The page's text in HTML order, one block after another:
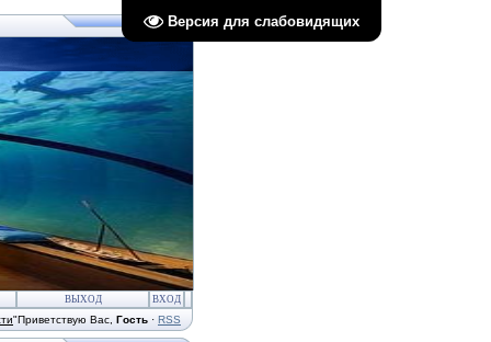
Версия для слабовидящих
ВЫХОД ВХОД
"Приветствую Вас Гость · RSS